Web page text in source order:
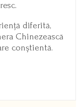
diferită,
Chinezească
conștientă.